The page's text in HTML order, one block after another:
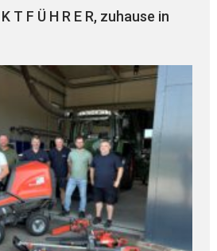
T F Ü H R E R, zuhause in